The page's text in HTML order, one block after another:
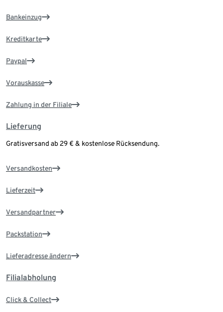
Bankeinzug
Kreditkarte
Paypal
Vorauskasse
Zahlung in der Filiale
Lieferung
Gratisversand ab 29 € & kostenlose Rücksendung.
Versandkosten
Lieferzeit
Versandpartner
Packstation
Lieferadresse ändern
Filialabholung
Click & Collect